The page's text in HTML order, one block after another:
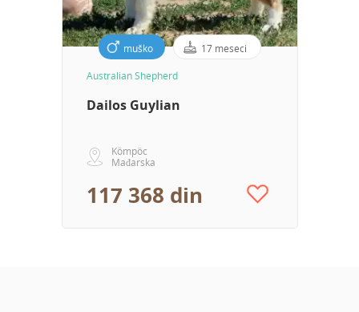
muško 17 meseci
Australian Shepherd
Dailos Guylian
Kömpöc
Mađarska
117 368 din